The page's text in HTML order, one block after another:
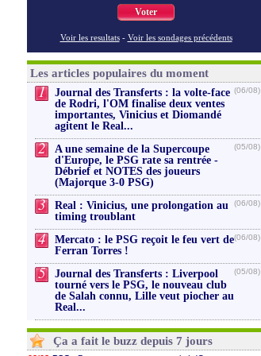
Voter
Voir les resultats - Voir les sondages précédents
Les articles populaires du moment
1
Journal des Transferts : la volte-face
de Rodri, l'OM finalise deux ventes
importantes, Vinicius et Diomandé
agitent le Real...
(06/08)
2
A une semaine de la Supercoupe
d'Europe, le PSG rate sa rentrée -
Débrief et NOTES des joueurs
(Majorque 3-0 PSG)
(05/08)
3
Real : Vinicius, une prolongation au
timing troublant
(06/08)
4
Mercato : le PSG reçoit le feu vert de
Ferran Torres !
(06/08)
5
Journal des Transferts : Liverpool
tourné vers le PSG, le nouveau club
de Salah connu, Lille veut piocher au
Real...
(05/08)
Ça a fait le buzz depuis 7 jours